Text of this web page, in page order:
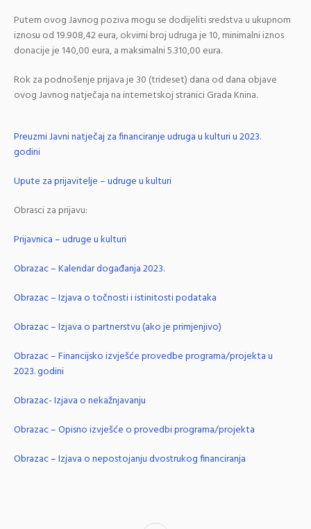
Putem ovog Javnog poziva mogu se dodijeliti sredstva u ukupnom
iznosu od 19.908,42 eura, okvirni broj udruga je 10, minimalni iznos
donacije je 140,00 eura, a maksimalni 5.310,00 eura.
Rok za podnošenje prijava je 30 (trideset) dana od dana objave
ovog Javnog natječaja na internetskoj stranici Grada Knina.
Preuzmi Javni natječaj za financiranje udruga u kulturi u 2023.
godini
Upute za prijavitelje – udruge u kulturi
Obrasci za prijavu:
Prijavnica – udruge u kulturi
Obrazac – Kalendar događanja 2023.
Obrazac – Izjava o točnosti i istinitosti podataka
Obrazac – Izjava o partnerstvu (ako je primjenjivo)
Obrazac – Financijsko izvješće provedbe programa/projekta u
2023. godini
Obrazac- Izjava o nekažnjavanju
Obrazac – Opisno izvješće o provedbi programa/projekta
Obrazac – Izjava o nepostojanju dvostrukog financiranja